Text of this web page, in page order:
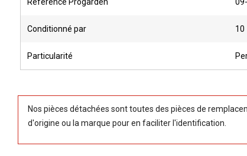
Conditionné par 10
Particularité
Nos pièces détachées sont toutes des pièces de
d'origine ou la marque pour en faciliter l'identification.